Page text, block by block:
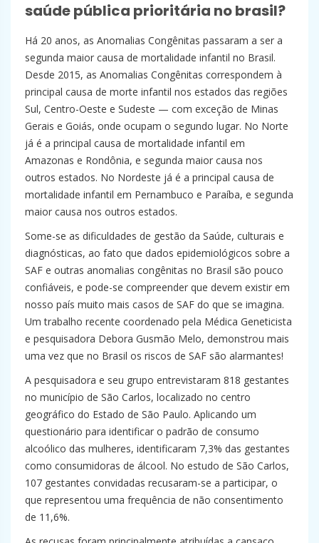
saúde pública prioritária no brasil?
Há 20 anos, as Anomalias Congênitas passaram a ser a
segunda maior causa de mortalidade infantil no Brasil.
Desde 2015, as Anomalias Congênitas correspondem à
principal causa de morte infantil nos estados das regiões
Sul, Centro-Oeste e Sudeste — com exceção de Minas
Gerais e Goiás, onde ocupam o segundo lugar. No Norte
já é a principal causa de mortalidade infantil em
Amazonas e Rondônia, e segunda maior causa nos
outros estados. No Nordeste já é a principal causa de
mortalidade infantil em Pernambuco e Paraíba, e segunda
maior causa nos outros estados.
Some-se as dificuldades de gestão da Saúde, culturais e
diagnósticas, ao fato que dados epidemiológicos sobre a
SAF e outras anomalias congênitas no Brasil são pouco
confiáveis, e pode-se compreender que devem existir em
nosso país muito mais casos de SAF do que se imagina.
Um trabalho recente coordenado pela Médica Geneticista
e pesquisadora Debora Gusmão Melo, demonstrou mais
uma vez que no Brasil os riscos de SAF são alarmantes!
A pesquisadora e seu grupo entrevistaram 818 gestantes
no município de São Carlos, localizado no centro
geográfico do Estado de São Paulo. Aplicando um
questionário para identificar o padrão de consumo
alcoólico das mulheres, identificaram 7,3% das gestantes
como consumidoras de álcool. No estudo de São Carlos,
107 gestantes convidadas recusaram-se a participar, o
que representou uma frequência de não consentimento
de 11,6%.